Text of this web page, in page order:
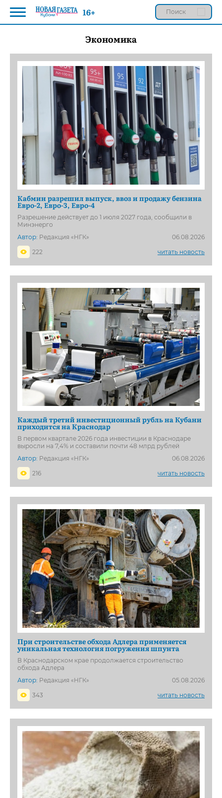
Экономика
Кабмин разрешил выпуск, ввоз и продажу бензина
Евро-2, Евро-3, Евро-4
Разрешение действует до 1 июля 2027 года, сообщили в
Минэнерго
Автор: Редакция «НГК»
06.08.2026
222
читать новость
Каждый третий инвестиционный рубль на Кубани
приходится на Краснодар
В первом квартале 2026 года инвестиции в Краснодаре
выросли на 7,4% и составили почти 48 млрд рублей
Автор: Редакция «НГК»
06.08.2026
216
читать новость
При строительстве обхода Адлера применяется
уникальная технология погружения шпунта
В Краснодарском крае продолжается строительство
обхода Адлера
Автор: Редакция «НГК»
05.08.2026
343
читать новость
16+